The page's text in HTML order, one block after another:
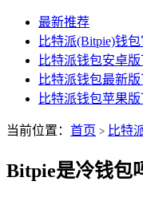
最新推荐
比特派(Bitpie)钱
比特派钱包安卓
比特派钱包最新
比特派钱包苹果
当前位置： 首页 > 比特
Bitpie是冷钱包